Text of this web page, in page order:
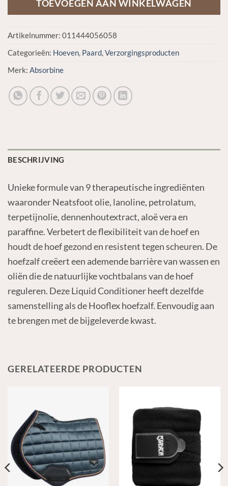
TOEVOEGEN AAN WINKELWAGEN
Artikelnummer: 011444056058
Categorieën: Hoeven, Paard,Verzorgingsproducten
Merk: Absorbine
BESCHRIJVING
Unieke formule van 9 therapeutische ingrediënten
waaronder Neatsfoot olie, lanoline, petrolatum,
terpetijnolie, dennenhoutextract, aloë vera en
paraffine. Verbetert de flexibiliteit van de hoef en
houdt de hoef gezond en resistent tegen scheuren. De
hoefzalf creëert een ademende barrière van wassen en
oliën die de natuurlijke vochtbalans van de hoef
reguleren. Deze Liquid Conditioner heeft dezelfde
samenstelling als de Hooflex hoefzalf. Eenvoudig aan
te brengen met de bijgeleverde kwast.
GERELATEERDE PRODUCTEN